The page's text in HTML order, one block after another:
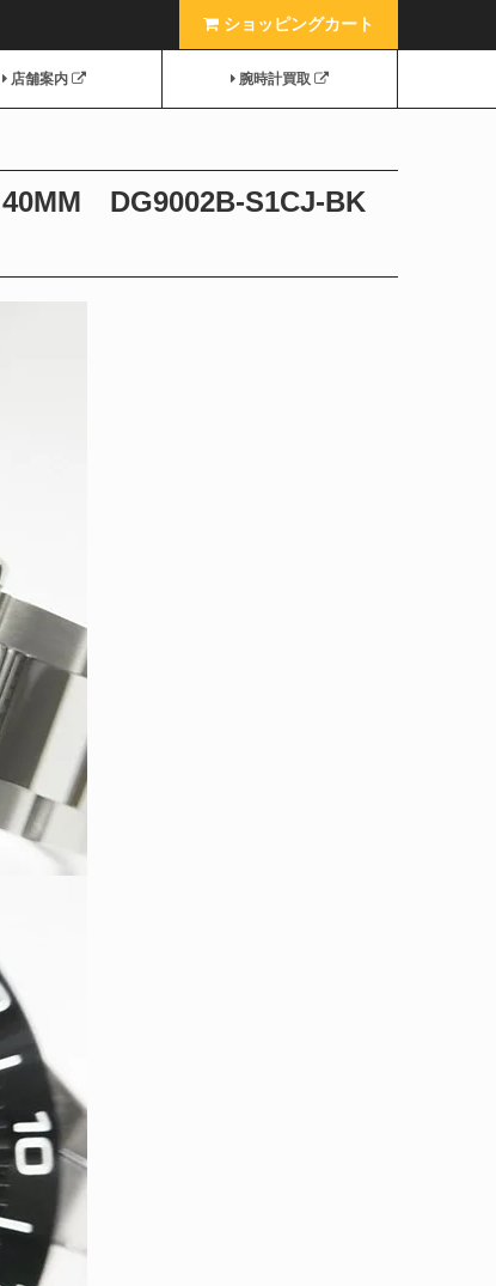
ショッピングカート
店舗案内 腕時計買取
DG9002B-S1CJ-BK